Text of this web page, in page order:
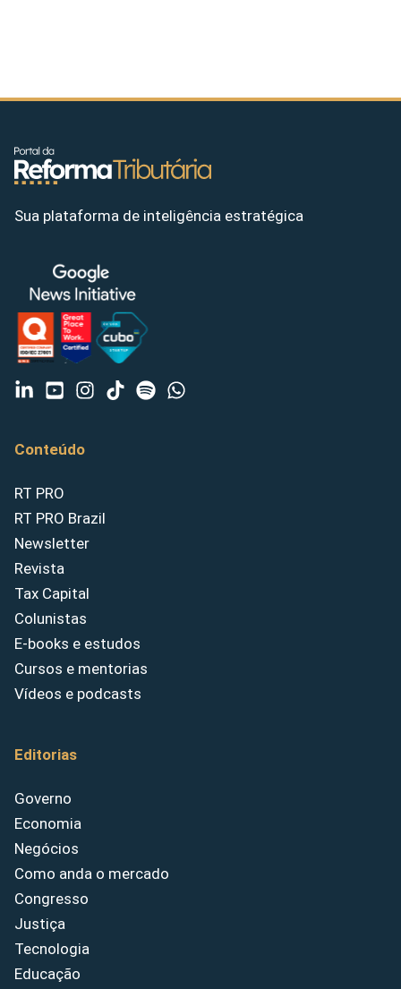
Sua plataforma de inteligência estratégica
Conteúdo
RT PRO
RT PRO Brazil
Newsletter
Revista
Tax Capital
Colunistas
E-books e estudos
Cursos e mentorias
Vídeos e podcasts
Editorias
Governo
Economia
Negócios
Como anda o mercado
Congresso
Justiça
Tecnologia
Educação